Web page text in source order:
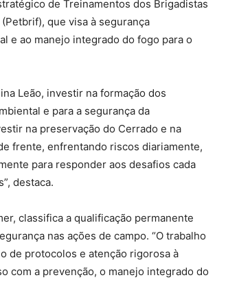
de Treinamentos dos Brigadistas
que visa à segurança
e ao manejo integrado do fogo para o
Leão, investir na formação dos
e para a segurança da
na preservação do Cerrado e na
frente, enfrentando riscos diariamente,
para responder aos desafios cada
destaca.
classifica a qualificação permanente
nas ações de campo. “O trabalho
de protocolos e atenção rigorosa à
com a prevenção, o manejo integrado do